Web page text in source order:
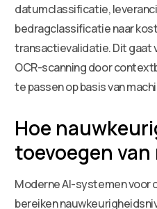
datumclassificatie,
bedragclassificatie naar
transactievalidatie. Dit gaat
OCR-scanning door
te passen op basis van
Hoe
toevoegen
Moderne AI-systemen voor
bereiken